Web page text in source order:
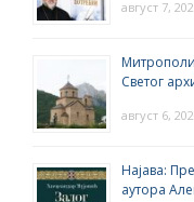
август 7,
Светог
август 6,
Најава:
аутора